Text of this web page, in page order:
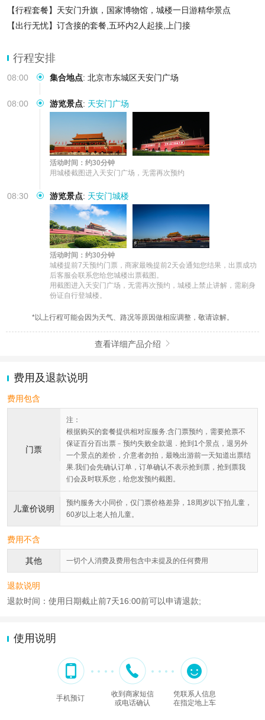
【行程套餐】天安门升旗，国家博物馆，城楼一日游精华景点
【出行无忧】订含接的套餐,五环内2人起接,上门接
行程安排
08:00 集合地点: 北京市东城区天安门广场
08:00 游览景点: 天安门广场
活动时间：约30分钟
用城楼截图进入天安门广场，无需再次预约
08:30 游览景点: 天安门城楼
活动时间：约30分钟
城楼提前7天预约门票，商家最晚提前2天会通知您结果，出票成功
后客服会联系您给您城楼出票截图。
用截图进入天安门广场，无需再次预约，城楼上禁止讲解，需刷身
份证自行登城楼。
*以上行程可能会因为天气、路况等原因做相应调整，敬请谅解。
查看详细产品介绍 
费用及退款说明
费用包含
门票
注：
根据购买的套餐提供相对应服务.含门票预约，需要抢票不
保证百分百出票﹣预约失败全款退．抢到1个景点，退另外
一个景点的差价，介意者勿拍，最晚出游前一天知道出票结
果.我们会先确认订单，订单确认不表示抢到票，抢到票我
们会及时联系您，给您发预约截图。
儿童价说明
预约服务大小同价，仅门票价格差异，18周岁以下拍儿童，
60岁以上老人拍儿童。
费用不含
其他 一切个人消费及费用包含中未提及的任何费用
退款说明
退款时间：使用日期截止前7天16:00前可以申请退款;
使用说明
手机预订
收到商家短信
或电话确认
凭联系人信息
在指定地上车